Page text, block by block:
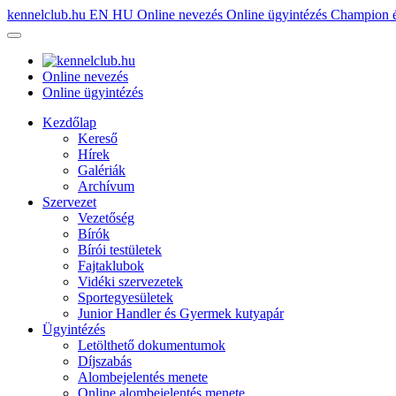
kennelclub.hu EN HU Online nevezés Online ügyintézés Champion
Online nevezés
Online ügyintézés
Kezdőlap
Kereső
Hírek
Galériák
Archívum
Szervezet
Vezetőség
Bírók
Bírói testületek
Fajtaklubok
Vidéki szervezetek
Sportegyesületek
Junior Handler és Gyermek kutyapár
Ügyintézés
Letölthető dokumentumok
Díjszabás
Alombejelentés menete
Online alombejelentés menete